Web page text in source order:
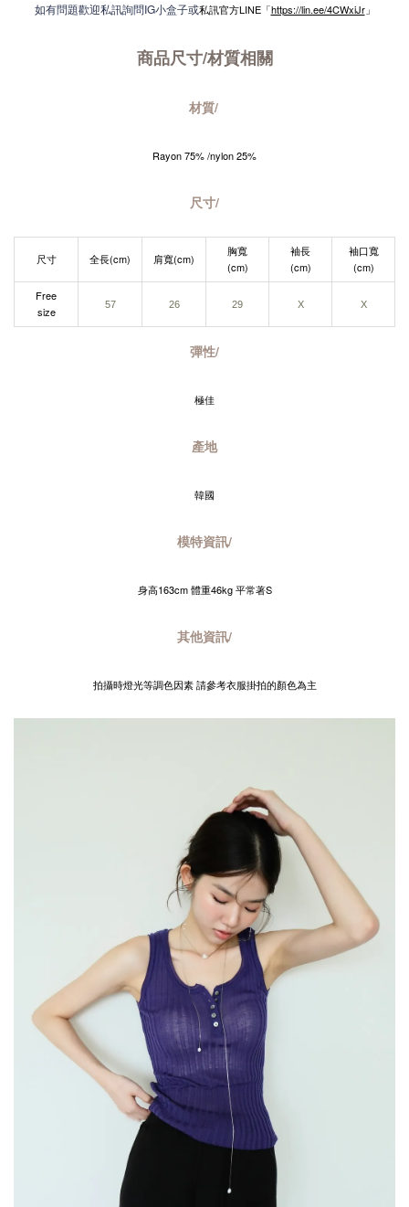
如有問題歡迎私訊詢問IG小盒子或私訊官方LINE「https://lin.ee/4CWxiJr」
商品尺寸/材質相關
材質/
Rayon 75% /nylon 25%
尺寸/
尺寸 全長(cm) 肩寬(cm)
胸寬
(cm)
袖長
(cm)
袖口寬
(cm)
Free
size
57 26 29 X X
彈性/
極佳
產地
韓國
模特資訊/
身高163cm 體重46kg 平常著S
其他資訊/
拍攝時燈光等調色因素 請參考衣服掛拍的顏色為主